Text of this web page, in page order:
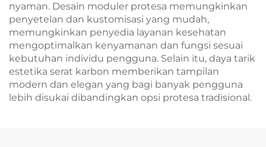
nyaman. Desain moduler protesa memungkinkan
penyetelan dan kustomisasi yang mudah,
memungkinkan penyedia layanan kesehatan
mengoptimalkan kenyamanan dan fungsi sesuai
kebutuhan individu pengguna. Selain itu, daya tarik
estetika serat karbon memberikan tampilan
modern dan elegan yang bagi banyak pengguna
lebih disukai dibandingkan opsi protesa tradisional.